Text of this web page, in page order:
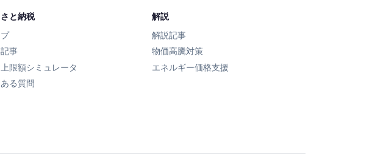
と納税
プ
事
限額シミュレータ
る質問
解説
解説記事
物価高騰対策
エネルギー価格支援